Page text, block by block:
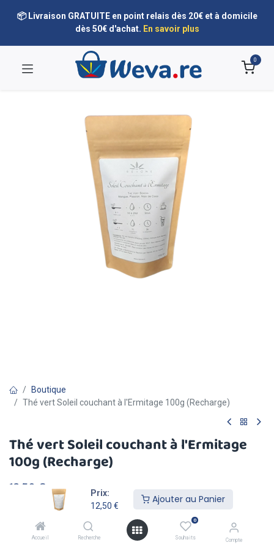
Prix:
12,50 €
Ajouter au Panier
Accueil Recherche
0
Souhaits Compte
📦 Livraison GRATUITE en point relais dès 20€ et à domicile
dès 50€ d'achat. En savoir plus
0
Boutique
Thé vert Soleil couchant à l'Ermitage 100g (Recharge)
Thé vert Soleil couchant à l'Ermitage
100g (Recharge)
12,50 € TVA comprise